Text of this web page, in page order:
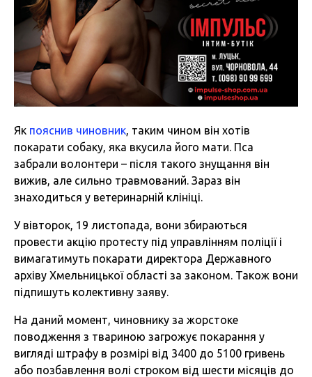
Як пояснив чиновник, таким чином він хотів
покарати собаку, яка вкусила його мати. Пса
забрали волонтери – після такого знущання він
вижив, але сильно травмований. Зараз він
знаходиться у ветеринарній клініці.
У вівторок, 19 листопада, вони збираються
провести акцію протесту під управлінням поліції і
вимагатимуть покарати директора Державного
архіву Хмельницької області за законом. Також вони
підпишуть колективну заяву.
На даний момент, чиновнику за жорстоке
поводження з твариною загрожує покарання у
вигляді штрафу в розмірі від 3400 до 5100 гривень
або позбавлення волі строком від шести місяців до